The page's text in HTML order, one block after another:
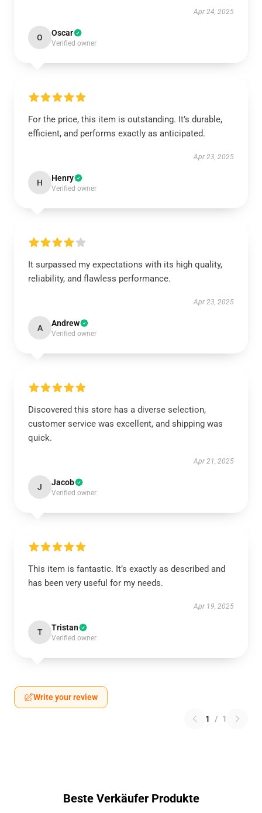
Apr 24, 2025
O Oscar
Verified owner
For the price, this item is outstanding. It’s durable,
efficient, and performs exactly as anticipated.
Apr 23, 2025
H Henry
Verified owner
It surpassed my expectations with its high quality,
reliability, and flawless performance.
Apr 23, 2025
A Andrew
Verified owner
Discovered this store has a diverse selection,
customer service was excellent, and shipping was
quick.
Apr 21, 2025
J Jacob
Verified owner
This item is fantastic. It’s exactly as described and
has been very useful for my needs.
Apr 19, 2025
T Tristan
Verified owner
Write your review
1 / 1
Beste Verkäufer Produkte